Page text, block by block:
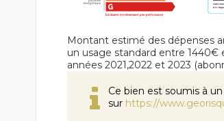
Montant estimé des dépenses
un usage standard entre 1440€
années 2021,2022 et 2023
Ce bien est soumis à
sur https://